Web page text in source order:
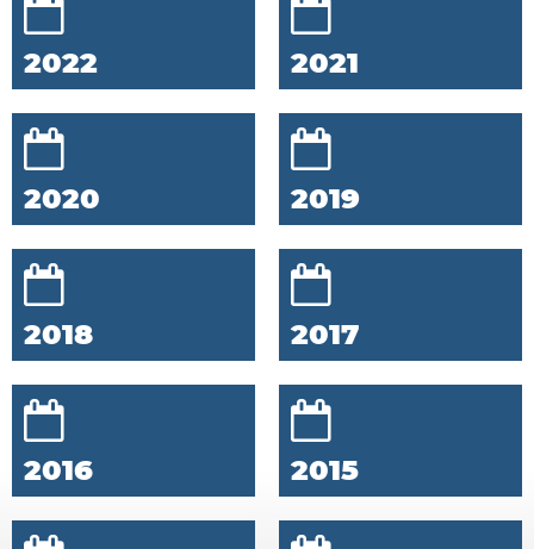
2022 2021
2020 2019
2018 2017
2016 2015